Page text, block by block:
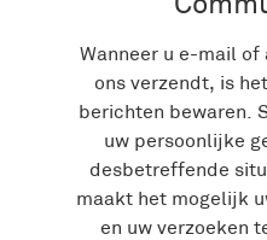
Wanneer u e-mail
ons verzendt, is
berichten bewaren.
uw persoonlijke
desbetreffende
maakt het mogelijk
en uw verzoeken